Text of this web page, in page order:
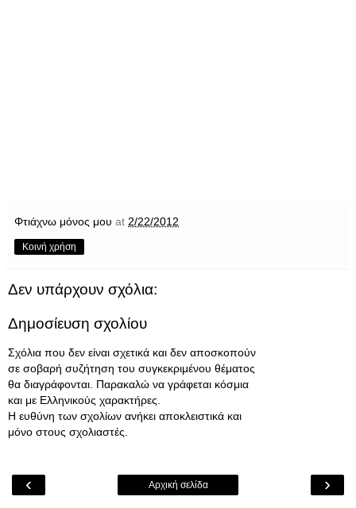
Φτιάχνω μόνος μου at 2/22/2012
Κοινή χρήση
Δεν υπάρχουν σχόλια:
Δημοσίευση σχολίου
Σχόλια που δεν είναι σχετικά και δεν αποσκοπούν
σε σοβαρή συζήτηση του συγκεκριμένου θέματος
θα διαγράφονται. Παρακαλώ να γράφεται κόσμια
και με Ελληνικούς χαρακτήρες.
Η ευθύνη των σχολίων ανήκει αποκλειστικά και
μόνο στους σχολιαστές.
‹ ›
Αρχική σελίδα